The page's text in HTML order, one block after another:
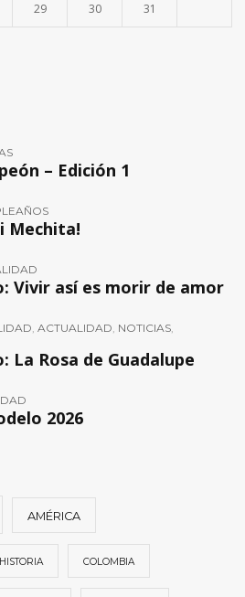
29 30 31
– Edición 1
Mechita!
Vivir así es morir de amor
ACTUALIDAD NOTICIAS
La Rosa de Guadalupe
2026
AMÉRICA
HISTORIA COLOMBIA